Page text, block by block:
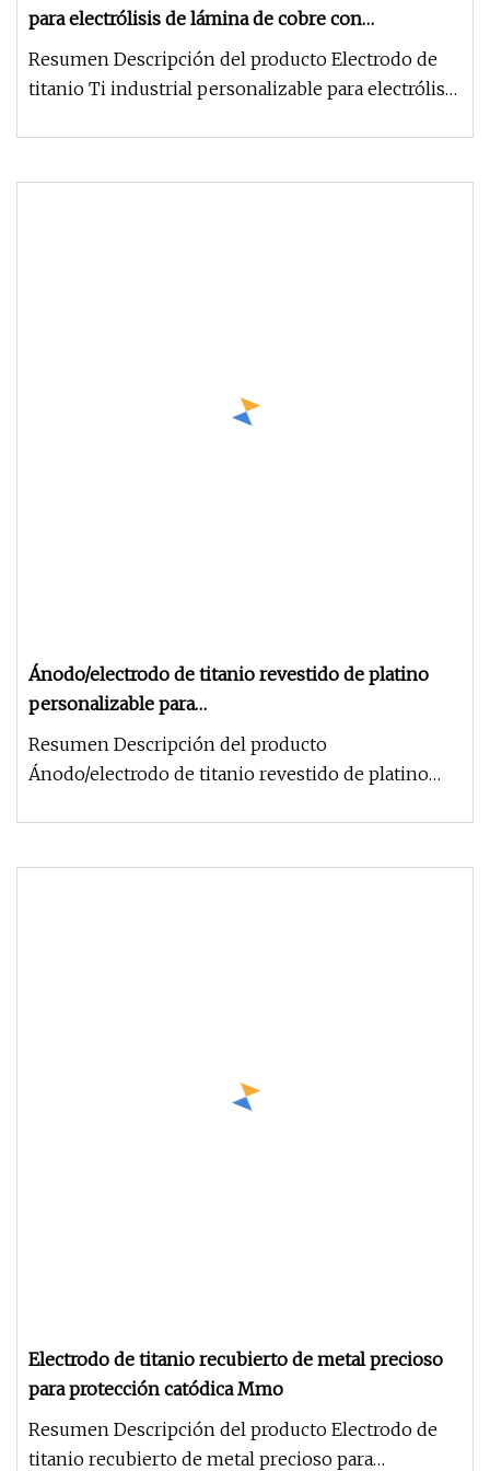
para electrólisis de lámina de cobre con
recubrimiento de óxido de metal precioso
Resumen Descripción del producto Electrodo de
titanio Ti industrial personalizable para electrólisis
Ánodo/electrodo de titanio revestido de platino
personalizable para
electrocloración/galvanoplastia (Au, AG, Pd)
Resumen Descripción del producto
Ánodo/electrodo de titanio revestido de platino
Electrodo de titanio recubierto de metal precioso
para protección catódica Mmo
Resumen Descripción del producto Electrodo de
titanio recubierto de metal precioso para